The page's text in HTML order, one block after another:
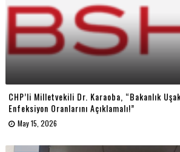
CHP’li Milletvekili Dr. Karaoba, “Bakanlık
Enfeksiyon Oranlarını Açıklamalı!”
May 15, 2026